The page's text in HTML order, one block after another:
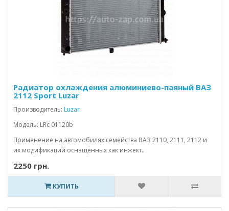
Радиатор охлаждения алюминиево-паяный ВАЗ
2112 Sport Luzar
Производитель: Luzar
Модель: LRc 01120b
Применение на автомобилях семейства ВАЗ 2110, 2111, 2112 и
их модификаций оснащённых как инжект..
2250 грн.
КУПИТЬ